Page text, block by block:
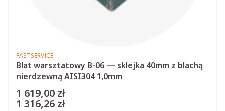
Blat warsztatowy B-06 — sklejka 40mm z blachą
nierdzewną AISI304 1,0mm
PRODUCENT
FASTSERVICE
Cena
1 619,00 zł
Cena
1 316,26 zł